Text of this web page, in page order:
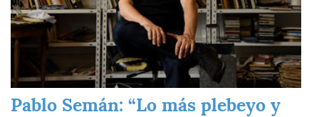
Pablo Semán: “Lo más plebeyo y